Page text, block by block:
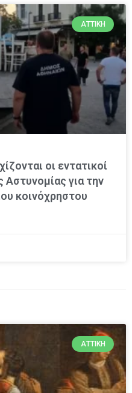
ΑΤΤΙΚΉ
οι εντατικοί
Αστυνομίας για την
κοινόχρηστου
ΑΤΤΙΚΉ